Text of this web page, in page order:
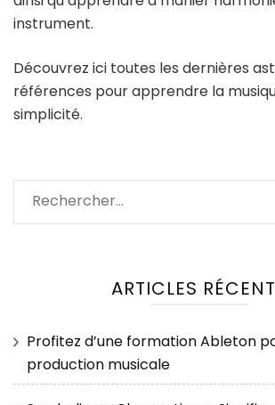
instrument.
Découvrez ici toutes les dernières
références pour apprendre la
simplicité.
Rechercher :
ARTICLES
Profitez d’une formation Ableton
production musicale